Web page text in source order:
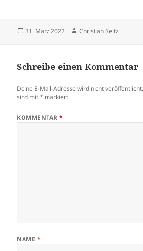
Veröffentlicht
31. März 2022 Autor
Christian Seitz
Schreibe einen Kommentar
Deine E-Mail-Adresse wird nicht veröffentlicht.
sind mit* markiert
KOMMENTAR*
NAME *